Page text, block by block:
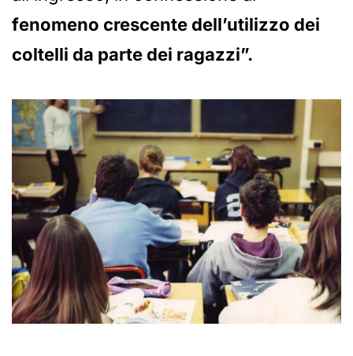
fenomeno crescente dell’utilizzo dei
coltelli da parte dei ragazzi”.